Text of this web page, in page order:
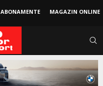
ABONAMENTE MAGAZIN ONLINE